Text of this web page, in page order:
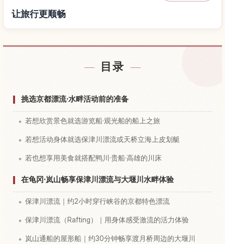
让旅行更顺畅
目录
挑选京都漂流·水畔活动前的准备
若想欣赏景色就选游览船·观光船的船上之旅
若想活动身体就选保津川漂流或天桥立海上皮划艇
若也想享用美食就搭配鸭川·贵船·高雄的川床
在龟冈·岚山畅享保津川漂流与大堰川水畔体验
保津川漂流｜约2小时穿行峡谷的京都特色漂流
保津川漂流（Rafting）｜用身体感受激流的活力体验
岚山通船的屋形船｜约30分钟畅享渡月桥周边的大堰川